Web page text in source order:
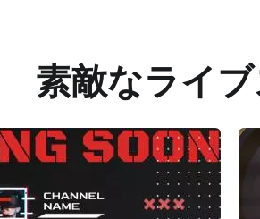
素敵なライ